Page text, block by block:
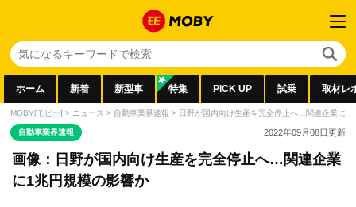
ホーム 新着 新型車 特集 PICK UP 試乗 取材レ
MOBY[モビー] > ニュース > 自動車業界速報 > 日野が国内向け生産を完全停止へ…関連企業に1
自動車業界速報 2022年09月08日更新
画像：日野が国内向け生産を完全停止へ…関連企業
に1兆円規模の影響か